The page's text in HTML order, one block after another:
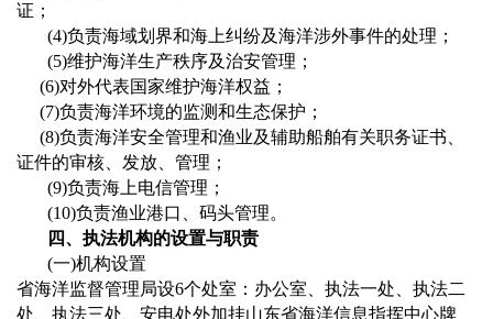
证；
(4)负责海域划界和海上纠纷及海洋涉外事件的处理；
(5)维护海洋生产秩序及治安管理；
(6)对外代表国家维护海洋权益；
(7)负责海洋环境的监测和生态保护；
(8)负责海洋安全管理和渔业及辅助船舶有关职务证书、
证件的审核、发放、管理；
(9)负责海上电信管理；
(10)负责渔业港口、码头管理。
四、执法机构的设置与职责
(一)机构设置
省海洋监督管理局设6个处室：办公室、执法一处、执法二
处、执法三处、安电处外加挂山东省海洋信息指挥中心牌